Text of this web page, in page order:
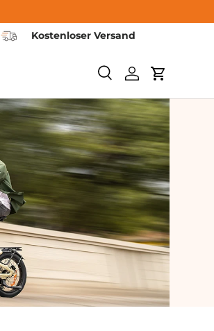
Kostenloser Versand
SökaLogga in
Vagn